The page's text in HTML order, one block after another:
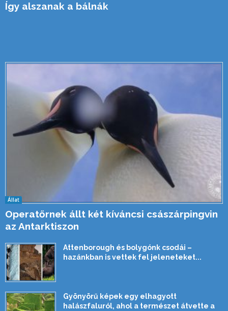
Így alszanak a bálnák
Állat
Operatőrnek állt két kíváncsi császárpingvin
az Antarktiszon
Attenborough és bolygónk csodái –
hazánkban is vettek fel jeleneteket...
Gyönyörű képek egy elhagyott
halászfaluról, ahol a természet átvette a